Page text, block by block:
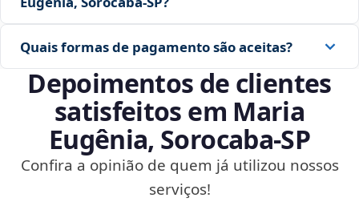
Quais formas de pagamento são aceitas?
Depoimentos de clientes
satisfeitos em Maria
Eugênia, Sorocaba‑SP
Confira a opinião de quem já utilizou nossos
serviços!